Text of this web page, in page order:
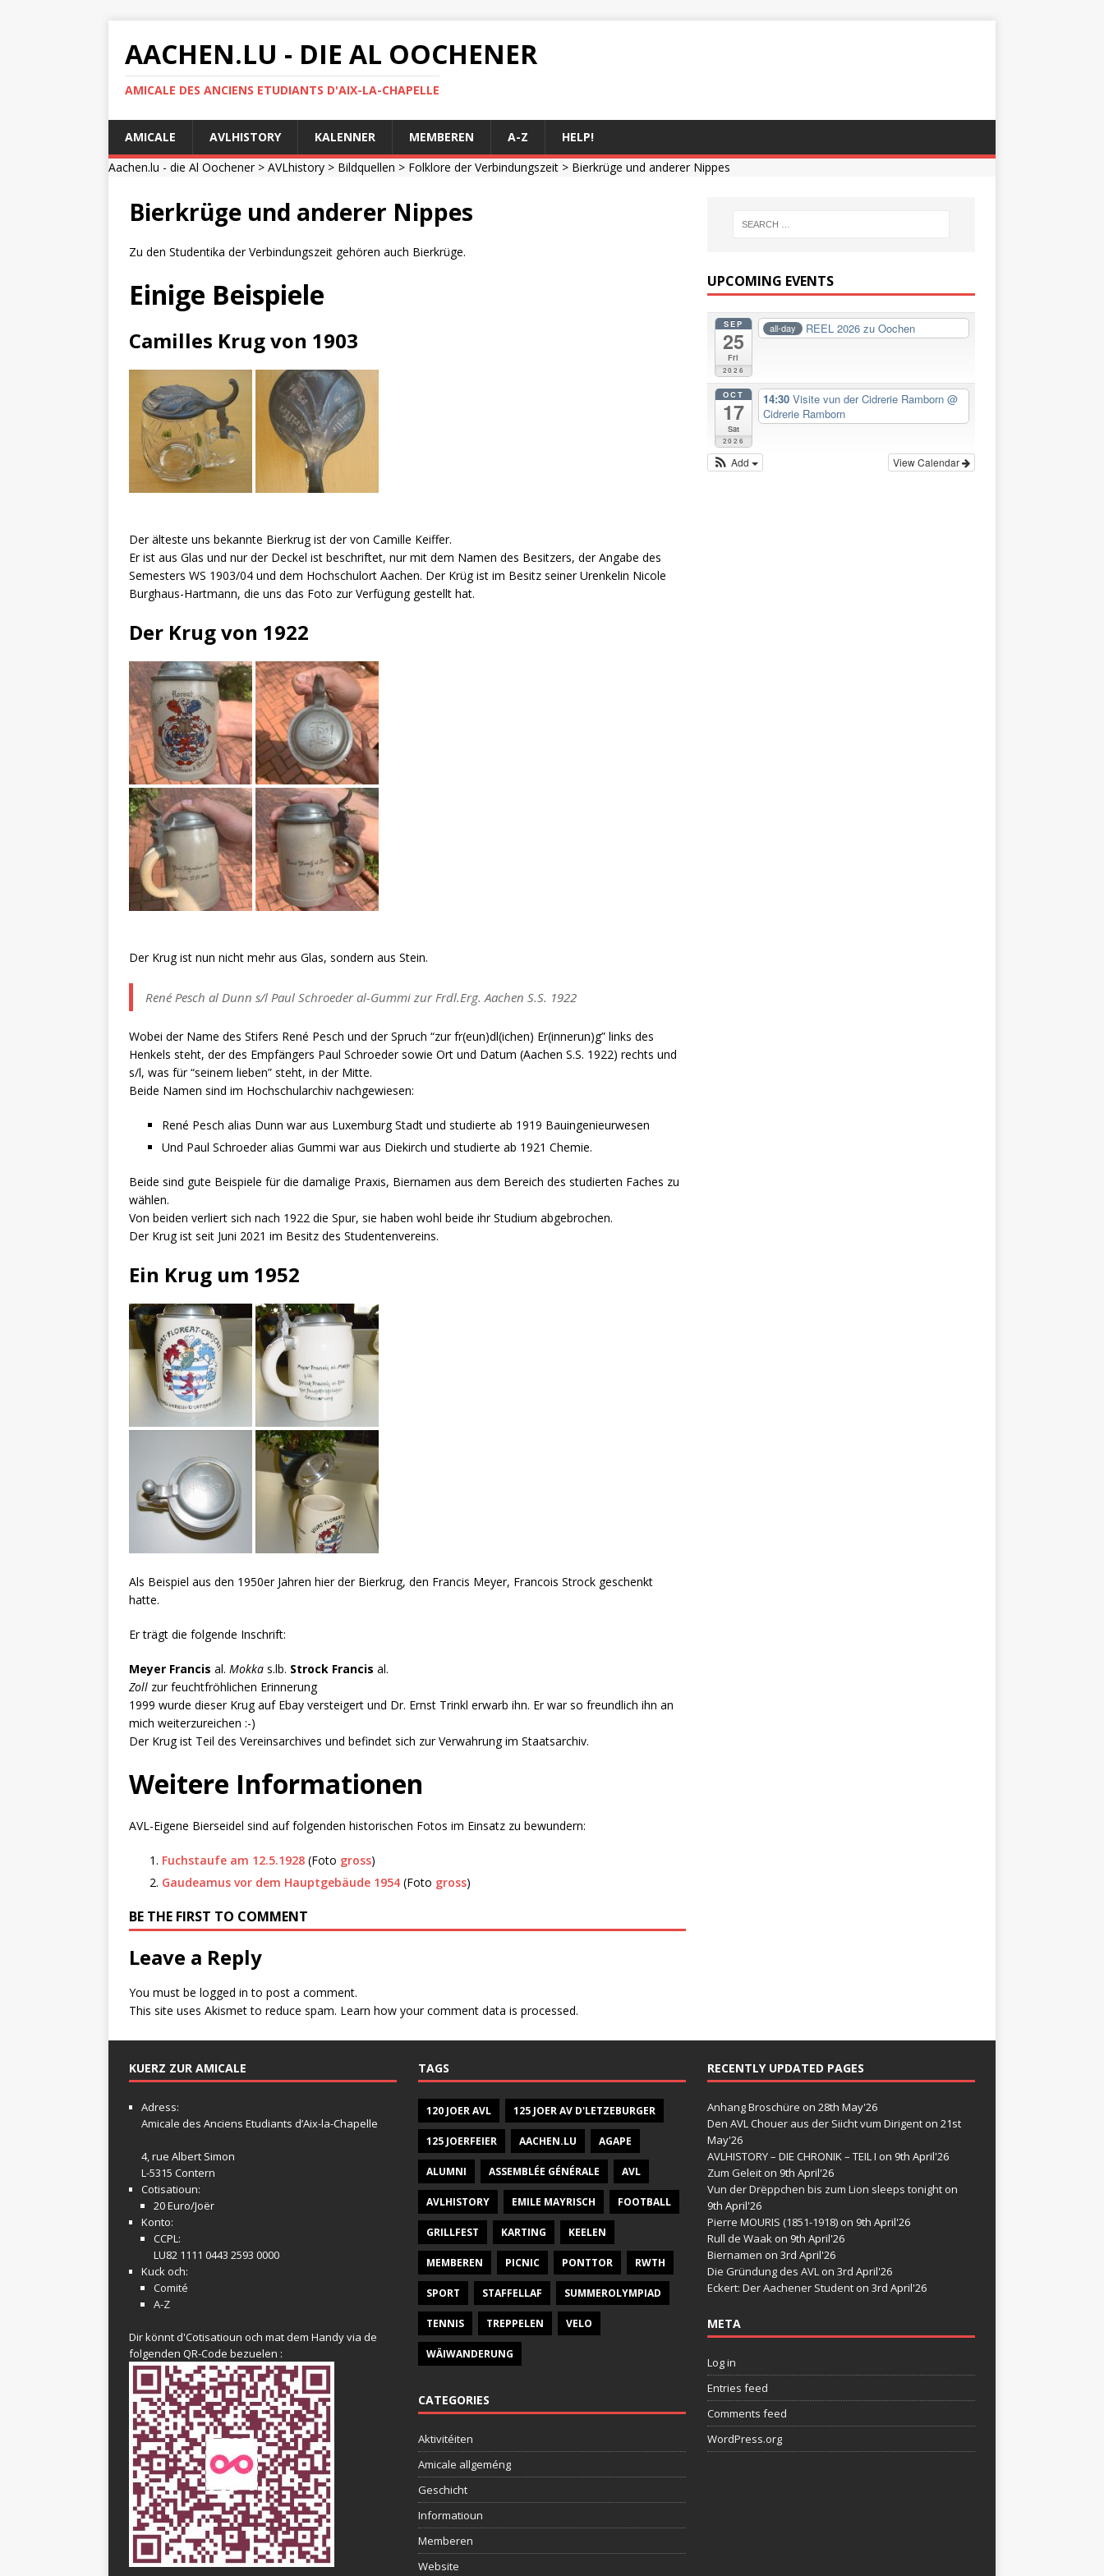
AACHEN.LU - DIE AL OOCHENER
AMICALE DES ANCIENS ETUDIANTS D'AIX-LA-CHAPELLE
AMICALE AVLHISTORY KALENNER MEMBEREN A-Z
HELP!
Aachen.lu - die Al Oochener> AVLhistory > Bildquellen > Folklore der Verbindungszeit > Bierkrüge und anderer Nippes
Bierkrüge und anderer Nippes
Zu den Studentika der Verbindungszeit gehören auch Bierkrüge.
Einige Beispiele
Camilles Krug von 1903
Der älteste uns bekannte Bierkrug ist der von Camille Keiffer.
Er ist aus Glas und nur der Deckel ist beschriftet, nur mit dem Namen des Besitzers, der Angabe des
Semesters WS 1903/04 und dem Hochschulort Aachen. Der Krüg ist im Besitz seiner Urenkelin Nicole
Burghaus-Hartmann, die uns das Foto zur Verfügung gestellt hat.
Der Krug von 1922
Der Krug ist nun nicht mehr aus Glas, sondern aus Stein.
René Pesch al Dunn s/l Paul Schroeder al-Gummi zur Frdl.Erg. Aachen S.S. 1922
Wobei der Name des Stifers René Pesch und der Spruch “zur fr(eun)dl(ichen) Er(innerun)g” links des
Henkels steht, der des Empfängers Paul Schroeder sowie Ort und Datum (Aachen S.S. 1922) rechts und
s/l, was für “seinem lieben” steht, in der Mitte.
Beide Namen sind im Hochschularchiv nachgewiesen:
René Pesch alias Dunn war aus Luxemburg Stadt und studierte ab 1919 Bauingenieurwesen
Und Paul Schroeder alias Gummi war aus Diekirch und studierte ab 1921 Chemie.
Beide sind gute Beispiele für die damalige Praxis, Biernamen aus dem Bereich des studierten Faches zu
wählen.
Von beiden verliert sich nach 1922 die Spur, sie haben wohl beide ihr Studium abgebrochen.
Der Krug ist seit Juni 2021 im Besitz des Studentenvereins.
Ein Krug um 1952
Als Beispiel aus den 1950er Jahren hier der Bierkrug, den Francis Meyer, Francois Strock geschenkt
hatte.
Er trägt die folgende Inschrift:
Meyer Francis al. Mokka s.lb. Strock Francis al.
Zoll zur feuchtfröhlichen Erinnerung
1999 wurde dieser Krug auf Ebay versteigert und Dr. Ernst Trinkl erwarb ihn. Er war so freundlich ihn an
mich weiterzureichen :-)
Der Krug ist Teil des Vereinsarchives und befindet sich zur Verwahrung im Staatsarchiv.
Weitere Informationen
AVL-Eigene Bierseidel sind auf folgenden historischen Fotos im Einsatz zu bewundern:
Fuchstaufe am 12.5.1928 (Foto gross)
Gaudeamus vor dem Hauptgebäude 1954 (Foto gross)
BE THE FIRST TO COMMENT
Leave a Reply
You must be logged in to post a comment.
This site uses Akismet to reduce spam. Learn how your comment data is processed.
UPCOMING EVENTS
SEP
25
Fri
2026
all-day REEL 2026 zu Oochen
OCT
17
Sat
2026
14:30Visite vun der Cidrerie Ramborn@
Cidrerie Ramborn
View Calendar
Add
KUERZ ZUR AMICALE
Adress:
Amicale des Anciens Etudiants d’Aix-la-Chapelle
4, rue Albert Simon
L-5315 Contern
Cotisatioun:
20 Euro/Joër
Konto:
CCPL:
LU82 1111 0443 2593 0000
Kuck och:
Comité
A-Z
Dir könnt d'Cotisatioun och mat dem Handy via de
folgenden QR-Code bezuelen :
TAGS
120 JOER AVL 125 JOER AV D'LETZEBURGER
125 JOERFEIER AACHEN.LU AGAPE
ALUMNI ASSEMBLÉE GÉNÉRALE AVL
AVLHISTORY EMILE MAYRISCH FOOTBALL
GRILLFEST KARTING KEELEN
MEMBEREN PICNIC PONTTOR RWTH
SPORT STAFFELLAF SUMMEROLYMPIAD
TENNIS TREPPELEN VELO
WÄIWANDERUNG
CATEGORIES
Aktivitéiten
Amicale allgeméng
Geschicht
Informatioun
Memberen
Website
RECENTLY UPDATED PAGES
Anhang Broschüre on 28th May'26
Den AVL Chouer aus der Siicht vum Dirigenton 21st
May'26
AVLHISTORY – DIE CHRONIK – TEIL I on 9th April'26
Zum Geleiton 9th April'26
Vun der Drëppchen bis zum Lion sleeps tonighton
9th April'26
Pierre MOURIS (1851-1918)on 9th April'26
Rull de Waakon 9th April'26
Biernamen on 3rd April'26
Die Gründung des AVLon 3rd April'26
Eckert: Der Aachener Studenton 3rd April'26
META
Log in
Entries feed
Comments feed
WordPress.org